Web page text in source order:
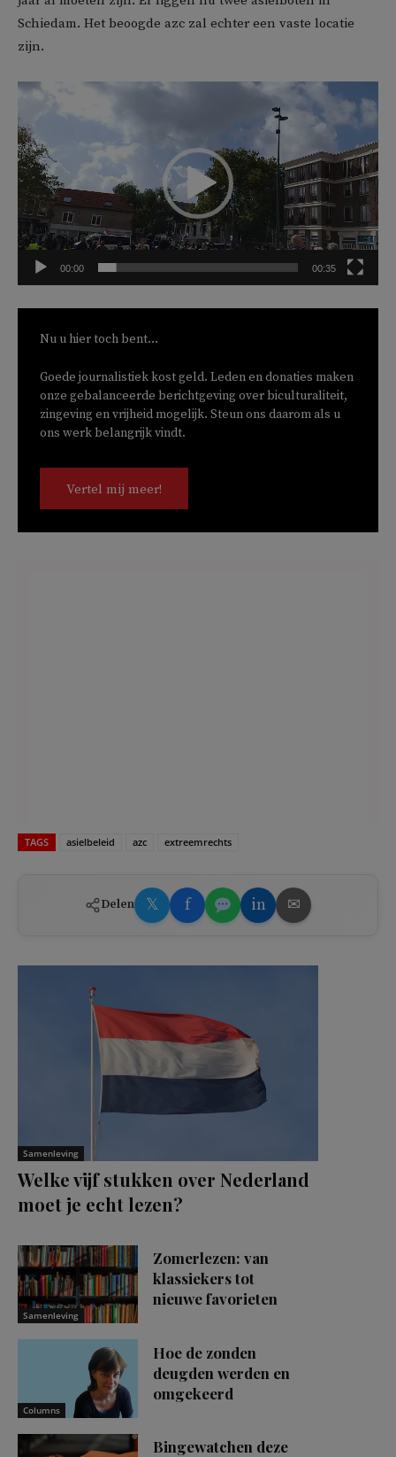
Schiedam. Het beoogde azc zal echter een vaste locatie
zijn.
V
i
d
e
o
00:00 00:35
Nu u hier toch bent...
Goede journalistiek kost geld. Leden en donaties maken
onze gebalanceerde berichtgeving over biculturaliteit,
zingeving en vrijheid mogelijk. Steun ons daarom als u
ons werk belangrijk vindt.
Vertel mij meer!
TAGS asielbeleid azc extreemrechts
Delen 𝕏 f in ✉
Samenleving
Welke vijf stukken over Nederland
moet je echt lezen?
Samenleving
Zomerlezen: van
klassiekers tot
nieuwe favorieten
Columns
Hoe de zonden
deugden werden en
omgekeerd
Bingewatchen deze